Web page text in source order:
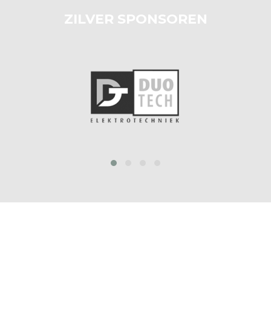
ZILVER SPONSOREN
prev